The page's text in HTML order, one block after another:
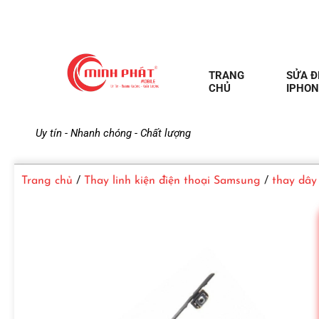
M
i
Uy tín - Nhanh chóng - Chất lượng
TRANG
CHỦ
SỬA
Trang chủ / Thay linh kiện điện thoại Samsung / thay